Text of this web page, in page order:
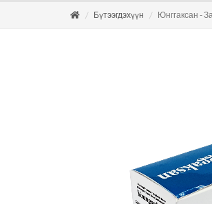
Бүтээгдэхүүн Юнггаксан -